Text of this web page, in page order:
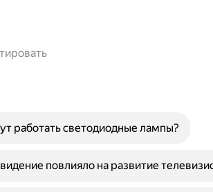
работать светодиодные лампы?
повлияло на развитие